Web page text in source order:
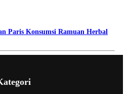
Paris Konsumsi Ramuan Herbal